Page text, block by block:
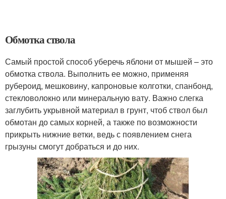
Обмотка ствола
Самый простой способ уберечь яблони от мышей – это
обмотка ствола. Выполнить ее можно, применяя
рубероид, мешковину, капроновые колготки, спанбонд,
стекловолокно или минеральную вату. Важно слегка
заглубить укрывной материал в грунт, чтоб ствол был
обмотан до самых корней, а также по возможности
прикрыть нижние ветки, ведь с появлением снега
грызуны смогут добраться и до них.